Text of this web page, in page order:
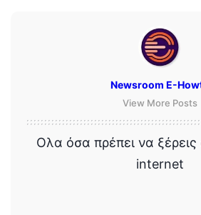
Newsroom E-
View More Posts
Ολα όσα πρέπει να ξέρεις
internet